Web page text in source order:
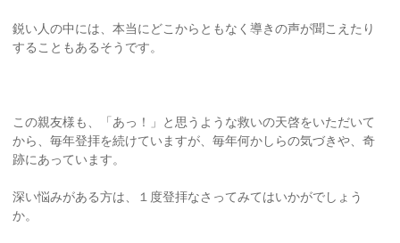
鋭い人の中には、本当にどこからともなく導きの声が聞こえたり
することもあるそうです。
この親友様も、「あっ！」と思うような救いの天啓をいただいて
から、毎年登拝を続けていますが、毎年何かしらの気づきや、奇
跡にあっています。
深い悩みがある方は、１度登拝なさってみてはいかがでしょう
か。